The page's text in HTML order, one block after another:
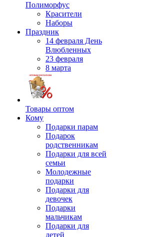
Полиморфус
Красители
Наборы
Праздник
14 февраля День
Влюбленных
23 февраля
8 марта
Товары оптом
Кому
Подарки парам
Подарок
родственникам
Подарки для всей
семьи
Молодежные
подарки
Подарки для
девочек
Подарки
мальчикам
Подарки для
детей